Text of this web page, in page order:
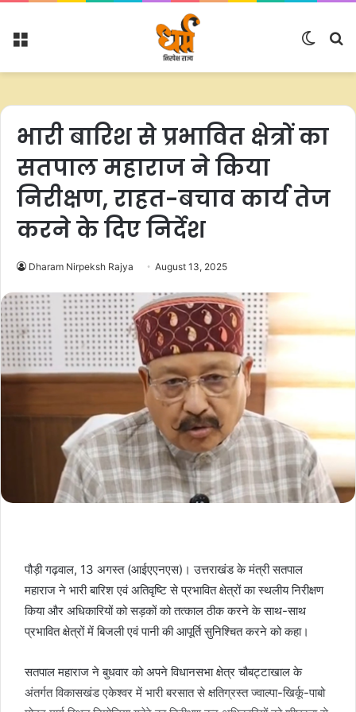
Menu
Switch
भारी बारिश से प्रभावित क्षेत्रों का
सतपाल महाराज ने किया
निरीक्षण, राहत-बचाव कार्य तेज
करने के दिए निर्देश
Dharam Nirpeksh Rajya August 13, 2025
पौड़ी गढ़वाल, 13 अगस्त (आईएएनएस)। उत्तराखंड के मंत्री सतपाल
महाराज ने भारी बारिश एवं अतिवृष्टि से प्रभावित क्षेत्रों का स्थलीय निरीक्षण
किया और अधिकारियों को सड़कों को तत्काल ठीक करने के साथ-साथ
प्रभावित क्षेत्रों में बिजली एवं पानी की आपूर्ति सुनिश्चित करने को कहा।
सतपाल महाराज ने बुधवार को अपने विधानसभा क्षेत्र चौबट्टाखाल के
अंतर्गत विकासखंड एकेश्वर में भारी बरसात से क्षतिग्रस्त ज्वाल्पा-खिर्कू-पाबो